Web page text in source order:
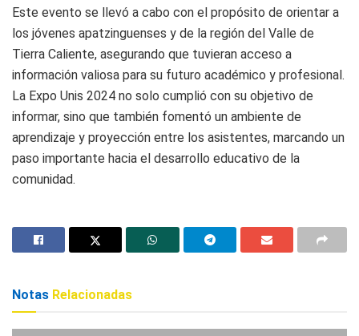
Este evento se llevó a cabo con el propósito de orientar a
los jóvenes apatzinguenses y de la región del Valle de
Tierra Caliente, asegurando que tuvieran acceso a
información valiosa para su futuro académico y profesional.
La Expo Unis 2024 no solo cumplió con su objetivo de
informar, sino que también fomentó un ambiente de
aprendizaje y proyección entre los asistentes, marcando un
paso importante hacia el desarrollo educativo de la
comunidad.
Notas Relacionadas